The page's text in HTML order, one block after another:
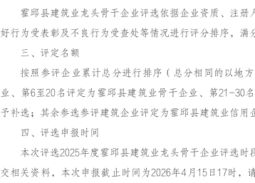
霍邱县建筑业龙头骨干企业评选依据企业资质、注
好行为受表彰及不良行为受查处等情况进行评分排序，满
三、评定名额
按照参评企业累计总分进行排序（总分相同的以地
业、第6至20名评定为霍邱县建筑业骨干企业、第21-30
予补选；其余参选参评建筑企业评定为霍邱县建筑业信用
四、评选申报时间
本次评选2025年度霍邱县建筑业龙头骨干企业评选时
交相关资料，本次申报截止时间为2026年4月15日17时